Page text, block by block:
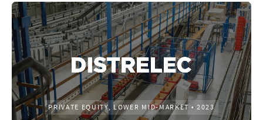
PRIVATE EQUITY, LOWER MID-MARKET • 2023